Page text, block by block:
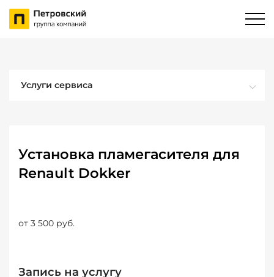
Услуги сервиса
Установка пламегасителя для
Renault Dokker
от 3 500 руб.
Запись на услугу